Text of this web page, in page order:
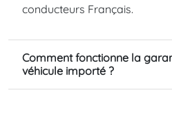
conducteurs Français.
Comment fonctionne la
véhicule importé ?